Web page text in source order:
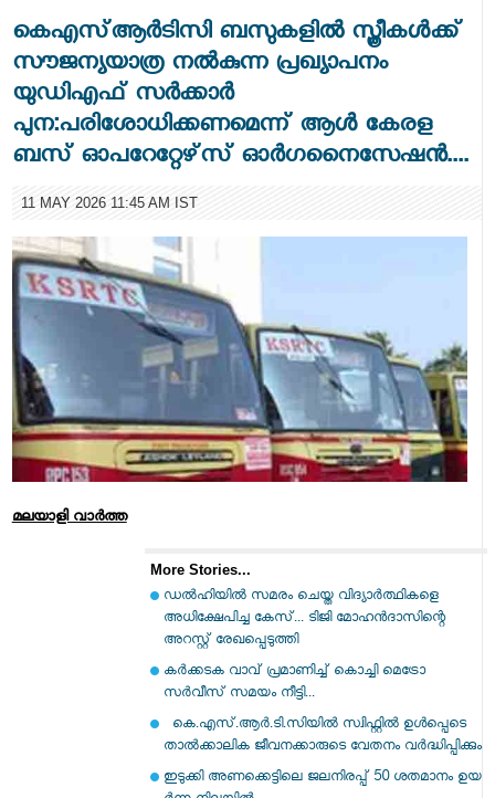
കെഎസ്ആർടിസി ബസുകളിൽ സ്ത്രീകൾക്ക്
സൗജന്യയാത്ര നൽകുന്ന പ്രഖ്യാപനം
യുഡിഎഫ് സർക്കാർ
പുന:പരിശോധിക്കണമെന്ന് ആൾ കേരള
ബസ് ഓപറേറ്റേഴ്‌സ് ഓർഗനൈസേഷൻ....
11 MAY 2026 11:45 AM IST
മലയാളി വാര്‍ത്ത
More Stories...
ഡൽഹിയിൽ സമരം ചെയ്ത വിദ്യാർത്ഥികളെ
അധിക്ഷേപിച്ച കേസ്... ടിജി മോഹൻദാസിന്റെ
അറസ്റ്റ് രേഖപ്പെടുത്തി
കർക്കടക വാവ് പ്രമാണിച്ച് കൊച്ചി മെട്രോ
സർവീസ് സമയം നീട്ടി...
കെ.എസ്.ആർ.ടി.സിയിൽ സ്വിഫ്റ്റിൽ ഉൾപ്പെടെ
താൽക്കാലിക ജീവനക്കാരുടെ വേതനം വർദ്ധിപ്പിക്കും
ഇ​ടു​ക്കി അ​ണ​​ക്കെ​ട്ടി​ലെ ജ​ല​നി​ര​പ്പ് 50 ശ​ത​മാ​നം ഉ​യ​